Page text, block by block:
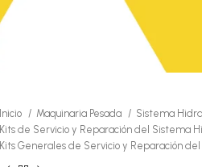
Inicio Maquinaria Pesada
Sistema
Kits de Servicio y Reparación del Sistema
Kits Generales de Servicio y Reparación